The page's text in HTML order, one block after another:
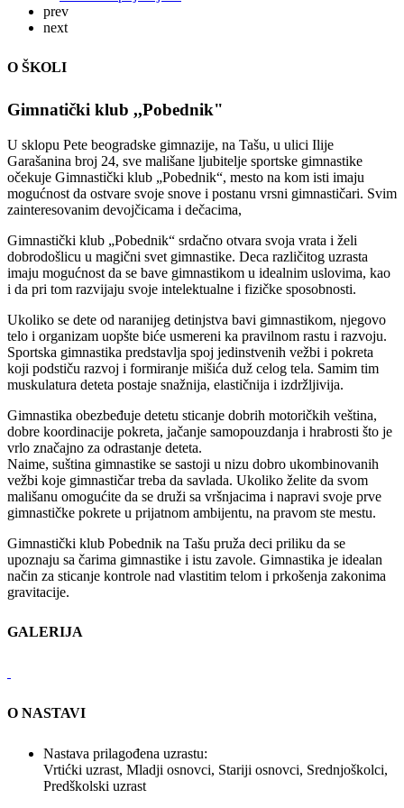
prev
next
O ŠKOLI
Gimnatički klub ,,Pobednik"
U sklopu Pete beogradske gimnazije, na Tašu, u ulici Ilije
Garašanina broj 24, sve mališane ljubitelje sportske gimnastike
očekuje Gimnastički klub „Pobednik“, mesto na kom isti imaju
mogućnost da ostvare svoje snove i postanu vrsni gimnastičari. Svim
zainteresovanim devojčicama i dečacima,
Gimnastički klub „Pobednik“ srdačno otvara svoja vrata i želi
dobrodošlicu u magični svet gimnastike. Deca različitog uzrasta
imaju mogućnost da se bave gimnastikom u idealnim uslovima, kao
i da pri tom razvijaju svoje intelektualne i fizičke sposobnosti.
Ukoliko se dete od naranijeg detinjstva bavi gimnastikom, njegovo
telo i organizam uopšte biće usmereni ka pravilnom rastu i razvoju.
Sportska gimnastika predstavlja spoj jedinstvenih vežbi i pokreta
koji podstiču razvoj i formiranje mišića duž celog tela. Samim tim
muskulatura deteta postaje snažnija, elastičnija i izdržljivija.
Gimnastika obezbeđuje detetu sticanje dobrih motoričkih veština,
dobre koordinacije pokreta, jačanje samopouzdanja i hrabrosti što je
vrlo značajno za odrastanje deteta.
Naime, suština gimnastike se sastoji u nizu dobro ukombinovanih
vežbi koje gimnastičar treba da savlada. Ukoliko želite da svom
mališanu omogućite da se druži sa vršnjacima i napravi svoje prve
gimnastičke pokrete u prijatnom ambijentu, na pravom ste mestu.
Gimnastički klub Pobednik na Tašu pruža deci priliku da se
upoznaju sa čarima gimnastike i istu zavole. Gimnastika je idealan
način za sticanje kontrole nad vlastitim telom i prkošenja zakonima
gravitacije.
GALERIJA
O NASTAVI
Nastava prilagođena uzrastu:
Vrtićki uzrast, Mladji osnovci, Stariji osnovci, Srednjoškolci,
Predškolski uzrast